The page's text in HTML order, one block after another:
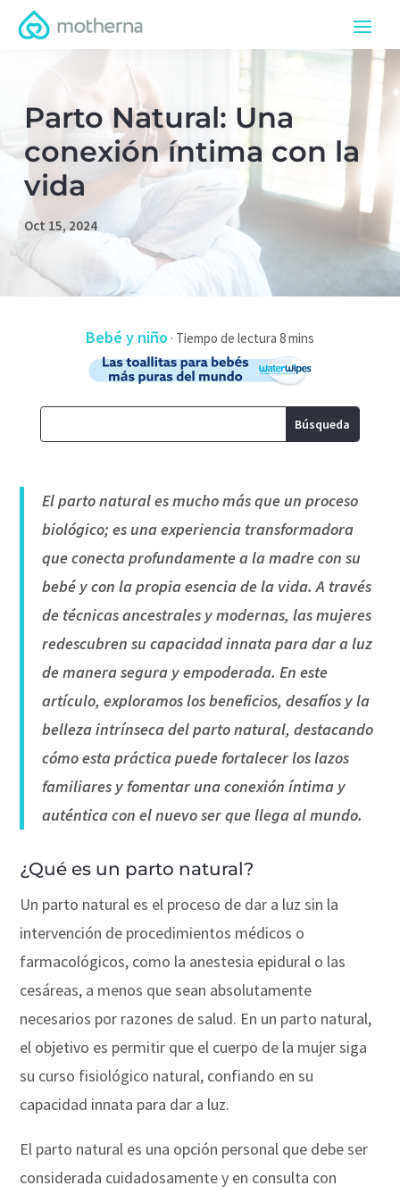
Parto Natural: Una
conexión íntima con la
vida
Oct 15, 2024
Bebé y niño ·
El parto natural es mucho más que un proceso
biológico; es una experiencia transformadora
que conecta profundamente a la madre con su
bebé y con la propia esencia de la vida. A través
de técnicas ancestrales y modernas, las mujeres
redescubren su capacidad innata para dar a luz
de manera segura y empoderada. En este
artículo, exploramos los beneficios, desafíos y la
belleza intrínseca del parto natural, destacando
cómo esta práctica puede fortalecer los lazos
familiares y fomentar una conexión íntima y
auténtica con el nuevo ser que llega al mundo.
¿Qué es un parto natural?
Un parto natural es el proceso de dar a luz sin la
intervención de procedimientos médicos o
farmacológicos, como la anestesia epidural o las
cesáreas, a menos que sean absolutamente
necesarios por razones de salud. En un parto natural,
el objetivo es permitir que el cuerpo de la mujer siga
su curso fisiológico natural, confiando en su
capacidad innata para dar a luz.
El parto natural es una opción personal que debe ser
considerada cuidadosamente y en consulta con